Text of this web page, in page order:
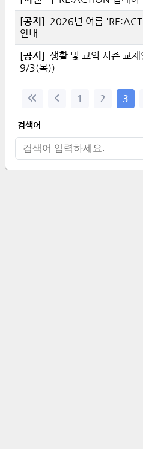
[공지 ] 2026년 여름
안내
[공지 ] 생활 및 교역 시즌 교
9/3(목))
1 2 3
검색어